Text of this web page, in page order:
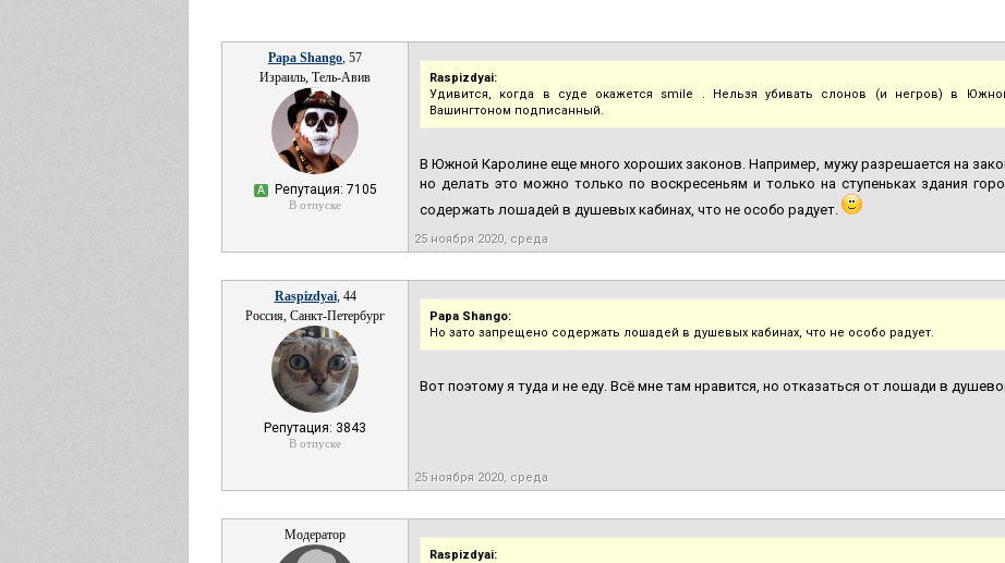
Papa Shango, 57
Израиль, Тель-Авив
А Репутация: 7105
В отпуске
Raspizdyai:
Удивится, когда в суде окажется smile . Нельзя убивать слонов (и негров) в
Вашингтоном подписанный.
В Южной Каролине еще много хороших законов. Например, мужу разрешается на
но делать это можно только по воскресеньям и только на ступеньках здания
содержать лошадей в душевых кабинах, что не особо радует.
25 ноября 2020, среда
Raspizdyai, 44
Россия, Санкт-Петербург
Репутация: 3843
В отпуске
Papa Shango:
Но зато запрещено содержать лошадей в душевых кабинах, что не особо радует.
Вот поэтому я туда и не еду. Всё мне там нравится, но отказаться от лошади в
25 ноября 2020, среда
Модератор
Raspizdyai: